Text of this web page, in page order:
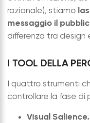
razionale), stiamo
messaggio il
differenza tra design
I TOOL DELLA
I quattro strumenti
controllare la fase di
Visual Salience.